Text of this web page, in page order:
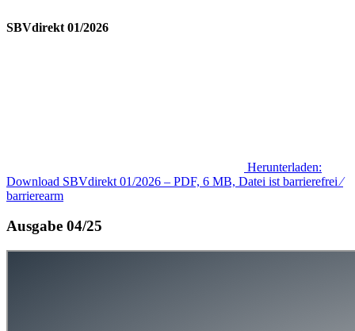
SBVdirekt 01/2026
Herunterladen:
Download SBVdirekt 01/2026 – PDF, 6 MB, Datei ist barrierefrei ⁄
barrierearm
Ausgabe 04/25